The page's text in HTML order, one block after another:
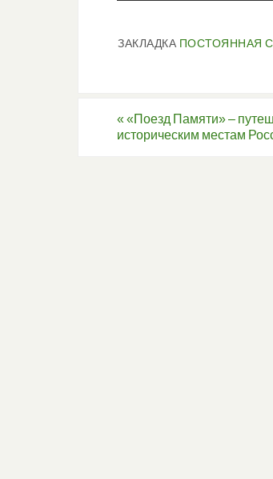
ЗАКЛАДКА ПОСТОЯННАЯ
« «Поезд Памяти» –
историческим местам